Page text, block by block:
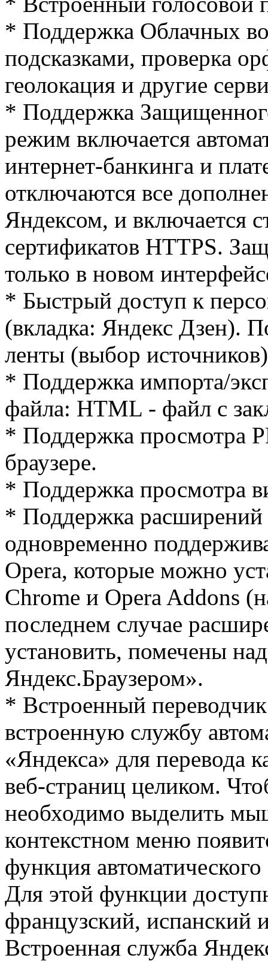
* Поддержка Облачных
подсказками, проверка
геолокация и другие
* Поддержка
режим включается
интернет-банкинга и
отключаются все
Яндексом, и включается
сертификатов HTTPS.
только в новом
* Быстрый доступ к
(вкладка: Яндекс Дзен).
ленты (выбор
* Поддержка импорта/
файла: HTML - файл с
* Поддержка просмотра
браузере.
* Поддержка просмотра
* Поддержка расширений
одновременно
Opera, которые можно
Chrome и Opera Addons
последнем случае
установить, помечены
Яндекс.Браузером».
* Встроенный
встроенную службу
«Яндекса» для перевода
веб-страниц целиком.
необходимо выделить
контекстном меню
функция
Для этой функции
французский, испанский
Встроенная служба